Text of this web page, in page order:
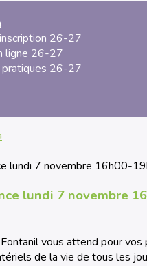
26-27
ligne 26-27
pratiques 26-27
lundi 7 novembre
vous attend pour
de la vie de tous les